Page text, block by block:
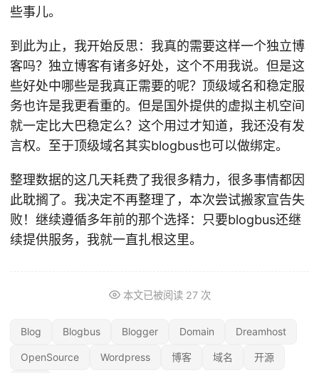
些事儿。
到此为止，我开始反思：我真的需要这样一个独立博
客吗？独立博客有诸多好处，这个不用我说。但是这
些好处中哪些是我真正需要的呢？顶级域名和稳定服
务也许是我更看重的。但是国外提供的虚拟主机空间
就一定比大巴稳定么？这个用过才知道，我还没有发
言权。至于顶级域名其实blogbus也可以做绑定。
整理数据的这几天耗费了我很多精力，很多事情都因
此耽搁了。我决定不再整理了，本次尝试搬家宣告失
败！继续遵循多年前的那个选择：只要blogbus还继
续提供服务，我就一直扎根这里。
本文已被阅读 27次
Blog Blogbus Blogger Domain Dreamhost
OpenSource Wordpress 博客 域名 开源